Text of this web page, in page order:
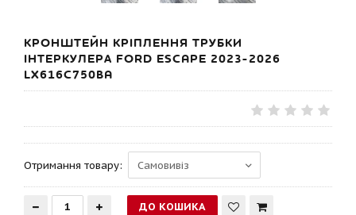
КРОНШТЕЙН КРІПЛЕННЯ ТРУБКИ
ІНТЕРКУЛЕРА FORD ESCAPE 2023-2026
LX616C750BA
Отримання товару: